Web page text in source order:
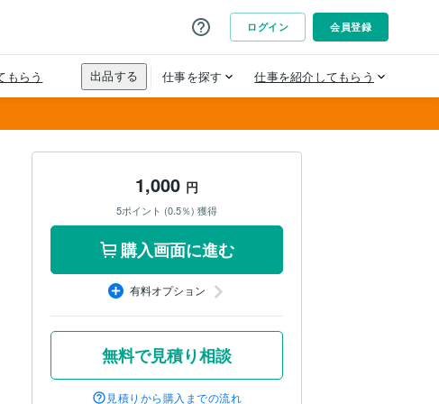
1,000 円
5ポイント (0.5％) 獲得
購入画面に進む
有料オプション
無料で見積り相談
見積りから購入までの流れ